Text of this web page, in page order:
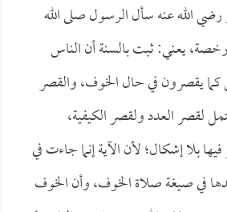
رضي الله عنه سأل الرسول صلى الله
يعني: ثبت بالسنة أن الناس
يقصرون في حال الخوف، والقصر
لقصر العدد ولقصر الكيفية،
بلا إشكال؛ لأن الآية إنما جاءت في
في صيغة صلاة الخوف، وأن الخوف